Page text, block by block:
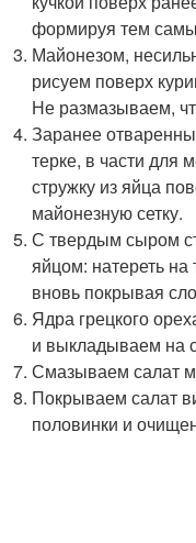
формируя тем
Майонезом,
рисуем поверх
Не размазываем,
Заранее
терке, в части для
стружку из яйца
майонезную сетку.
С твердым сыром
яйцом: натереть
вновь покрывая
Ядра грецкого
и выкладываем на
Смазываем салат
Покрываем салат
половинки и